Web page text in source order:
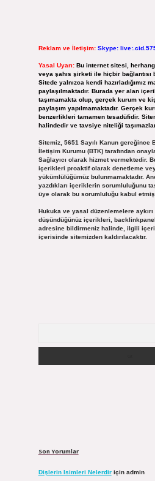
Reklam ve İletişim: Skype:
Yasal Uyarı: Bu internet sitesi,
veya şahıs şirketi ile hiçbir bağlantısı
Sitede yalnızca kendi hazırladığımız
paylaşılmaktadır. Burada yer alan
taşımamakta olup, gerçek kurum ve
paylaşım yapılmamaktadır. Gerçek
benzerlikleri tamamen tesadüfidir.
halindedir ve tavsiye niteliği
Sitemiz, 5651 Sayılı Kanun gereğince
İletişim Kurumu (BTK) tarafından
Sağlayıcı olarak hizmet vermektedir.
içerikleri proaktif olarak denetleme
yükümlülüğümüz bulunmamaktadır.
yazdıkları içeriklerin sorumluluğunu
üye olarak bu sorumluluğu kabul etmiş
Hukuka ve yasal düzenlemelere aykırı
düşündüğünüz içerikleri,
adresine bildirmeniz halinde, ilgili
içerisinde sitemizden kaldırılacaktır.
Son Yorumlar
Dişlerin Isimleri Nelerdiriçin admin